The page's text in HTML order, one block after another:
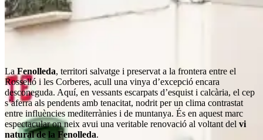
La Fenolleda, territori salvatge i preservat a la frontera entre el
Rosselló i les Corberes, acull una vinya d’excepció encara
desconeguda. Aquí, en vessants escarpats d’esquist i calcària, el cep
s’aferra als pendents amb tenacitat, nodrit per un clima contrastat
entre influències mediterrànies i de muntanya. És en aquest marc
espectacular on neix avui una veritable renovació al voltant del vi
natural de la Fenolleda.